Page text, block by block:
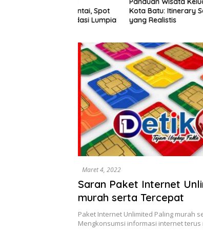
Kota Batu: Itinerary Seharian
yang Realistis
Maret 4, 2022
Saran Paket Internet
murah serta Tercepat
Paket Internet Unlimited Paling murah
Mengkonsumsi informasi internet